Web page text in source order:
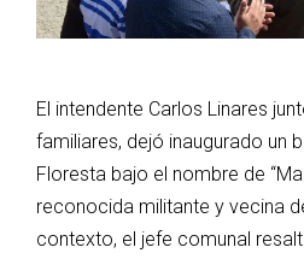
El intendente Carlos Linares
familiares, dejó inaugurado un
Floresta bajo el nombre de
reconocida militante y vecina
contexto, el jefe comunal